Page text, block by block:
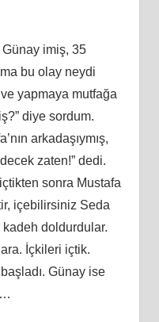
Günay imiş, 35
bu olay neydi
yapmaya mutfağa
diye sordum.
arkadaşıymış,
zaten!” dedi.
sonra Mustafa
içebilirsiniz Seda
kadeh doldurdular.
İçkileri içtik.
Günay ise